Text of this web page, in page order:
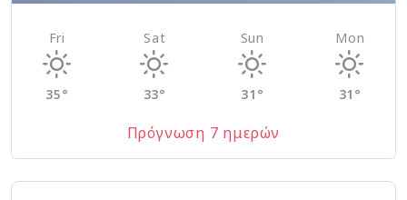
Fri
35°
Sat
33°
Sun
31°
Mon
31°
Πρόγνωση 7 ημερών